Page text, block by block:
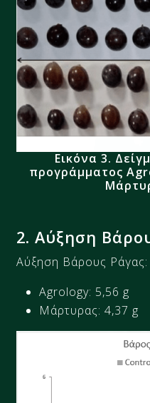
Εικόνα 3.
προγράμματος
2.Αύξηση
Αύξηση Βάρους
Agrology: 5,56 g
Μάρτυρας: 4,37 g